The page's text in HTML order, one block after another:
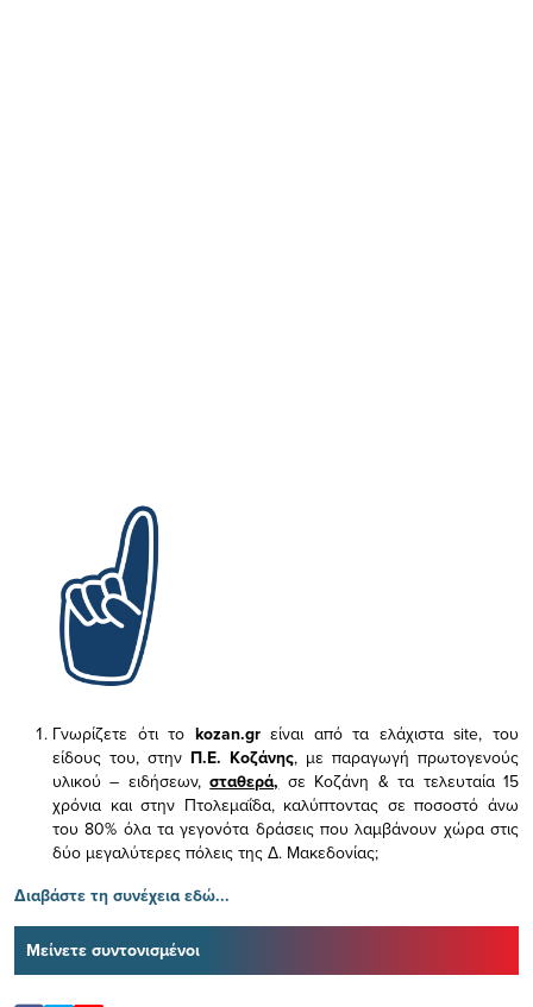
Γνωρίζετε ότι το kozan.gr είναι από τα ελάχισταsite, του
είδους του, στην Π.Ε. Κοζάνης, με παραγωγή πρωτογενούς
υλικού – ειδήσεων,σταθερά, σε Κοζάνη & τα τελευταία 15
χρόνια και στην Πτολεμαΐδα, καλύπτοντας σε ποσοστό άνω
του 80% όλα τα γεγονότα δράσεις που λαμβάνουν χώρα στις
δύο μεγαλύτερες πόλεις της Δ. Μακεδονίας;
Διαβάστε τη συνέχεια εδώ...
Μείνετε συντονισμένοι